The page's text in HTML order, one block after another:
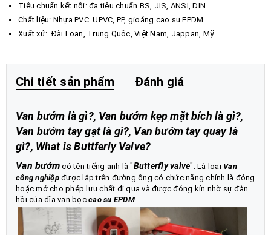
Tiêu chuẩn kết nối: đa tiêu chuẩn BS, JIS, ANSI, DIN
Chất liệu: Nhựa PVC. UPVC, PP, gioăng cao su EPDM
Xuất xứ: Đài Loan, Trung Quốc, Việt Nam, Jappan, Mỹ
Chi tiết sản phẩm Đánh giá
Van bướm là gì?, Van bướm kẹp mặt bích là gì?,
Van bướm tay gạt là gì?, Van bướm tay quay là
gì?, What is Buttferly Valve?
Van bướm có tên tiếng anh là "Butterfly valve". Là loại Van
công nghiệp được lắp trên đường ống có chức năng chính là đóng
hoặc mở cho phép lưu chất đi qua và được đóng kín nhờ sự đàn
hồi của đĩa van bọc cao su EPDM.